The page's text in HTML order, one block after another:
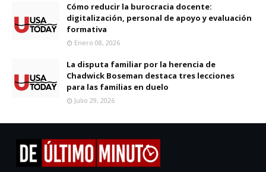
Cómo reducir la burocracia docente:
digitalización, personal de apoyo y evaluación
formativa
Enero 08, 2026
La disputa familiar por la herencia de
Chadwick Boseman destaca tres lecciones
para las familias en duelo
Julio 29, 2026